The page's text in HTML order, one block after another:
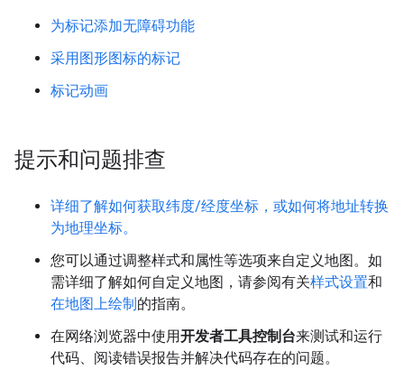
为标记添加无障碍功能
采用图形图标的标记
标记动画
提示和问题排查
详细了解如何获取纬度/经度坐标，或如何将地址转换
为地理坐标。
您可以通过调整样式和属性等选项来自定义地图。如
需详细了解如何自定义地图，请参阅有关样式设置和
在地图上绘制的指南。
在网络浏览器中使用开发者工具控制台来测试和运行
代码、阅读错误报告并解决代码存在的问题。